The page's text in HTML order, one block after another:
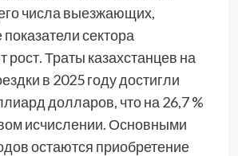
числа выезжающих,
сектора
Траты казахстанцев на
в 2025 году достигли
долларов, что на 26,7 %
исчислении. Основными
остаются приобретение